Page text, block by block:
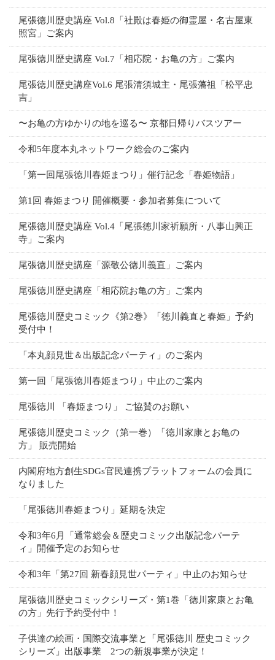
尾張徳川歴史講座 Vol.8「社殿は春姫の御霊屋・名古屋東
照宮」ご案内
尾張徳川歴史講座 Vol.7「相応院・お亀の方」ご案内
尾張徳川歴史講座Vol.6 尾張清須城主・尾張藩祖「松平忠
吉」
〜お亀の方ゆかりの地を巡る〜 京都日帰りバスツアー
令和5年度本丸ネットワーク総会のご案内
「第一回尾張徳川春姫まつり」催行記念「春姫物語」
第1回 春姫まつり 開催概要・参加者募集について
尾張徳川歴史講座 Vol.4「尾張徳川家祈願所・八事山興正
寺」ご案内
尾張徳川歴史講座「源敬公徳川義直」ご案内
尾張徳川歴史講座「相応院お亀の方」ご案内
尾張徳川歴史コミック《第2巻》「徳川義直と春姫」予約
受付中！
「本丸顔見世＆出版記念パーティ」のご案内
第一回「尾張徳川春姫まつり」中止のご案内
尾張徳川 「春姫まつり」 ご協賛のお願い
尾張徳川歴史コミック（第一巻）「徳川家康とお亀の
方」 販売開始
内閣府地方創生SDGs官民連携プラットフォームの会員に
なりました
「尾張徳川春姫まつり」延期を決定
令和3年6月「通常総会＆歴史コミック出版記念パーテ
ィ」開催予定のお知らせ
令和3年「第27回 新春顔見世パーティ」中止のお知らせ
尾張徳川歴史コミックシリーズ・第1巻「徳川家康とお亀
の方」先行予約受付中！
子供達の絵画・国際交流事業と「尾張徳川 歴史コミック
シリーズ」出版事業 2つの新規事業が決定！